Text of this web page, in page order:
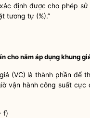
định được cho phép sử
tương tự (%).”
cho năm áp dụng khung
(VC) là thành phần để
vận hành công suất cực
f)